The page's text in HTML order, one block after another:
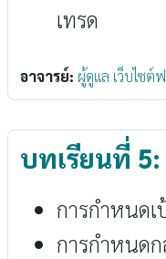
เทรด
อาจารย์: ผู้ดูแล เว็บไซต์
บทเรียนที่
การกำหนด
การกำหนด